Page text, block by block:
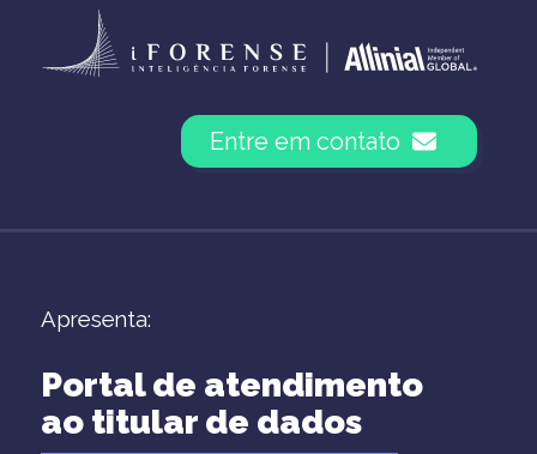
Entre em contato
Apresenta:
Portal de atendimento
ao titular de dados